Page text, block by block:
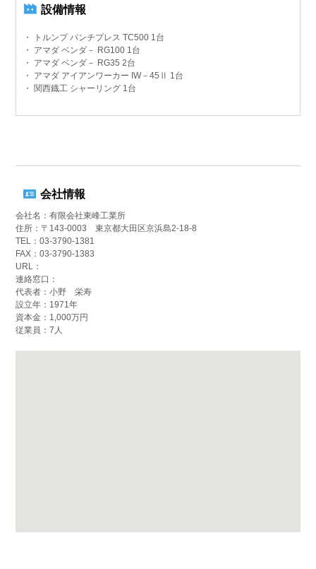
設備情報
・ トルンプ パンチプレス TC500 1台
・ アマダ ベンダ－ RG100 1台
・ アマダ ベンダ－ RG352台
・ アマダ アイアンワーカー IW－45Ⅱ 1台
・ 関西鐡工 シャーリング 1台
会社情報
会社名：有限会社東峰工業所
住所：〒143-0003 東京都大田区京浜島2-18-8
TEL：03-3790-1381
FAX：03-3790-1383
URL：
連絡窓口：
代表者：小野 栄寿
設立年：1971年
資本金：1,000万円
従業員：7人